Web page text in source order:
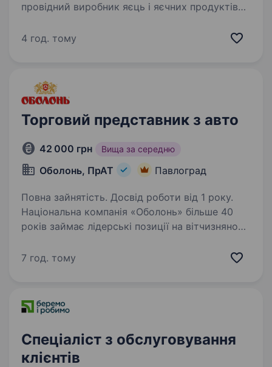
провідний виробник яєць і яєчних продуктів
технологіями, великим виробництвом і
4 год. тому
Торговий представник з авто
42 000 грн Вища за середню
Оболонь, ПрАТ Павлоград
Повна зайнятість. Досвід роботи від 1 року.
Національна компанія «Оболонь» більше 40
років займає лідерські позиції на вітчизняному
відомим брендом. Люди на п’яти континентах
7 год. тому
Спеціаліст з обслуговування
клієнтів